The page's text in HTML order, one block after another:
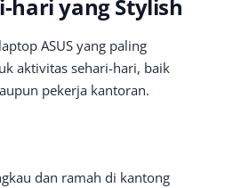
hari yang Stylish
ASUS yang paling
aktivitas sehari-hari, baik
pekerja kantoran.
dan ramah di kantong